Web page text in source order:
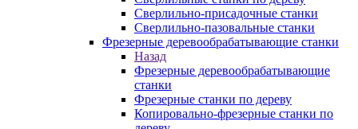
Сверлильно-присадочные станки
Сверлильно-пазовальные станки
Фрезерные деревообрабатывающие станки
Назад
Фрезерные деревообрабатывающие
станки
Фрезерные станки по дереву
Копировально-фрезерные станки по